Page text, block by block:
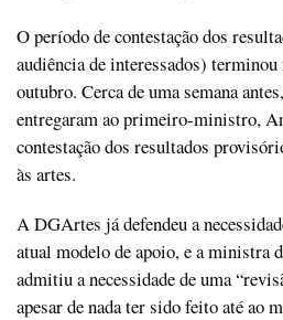
O período de contestação dos
audiência de interessados) terminou
outubro. Cerca de uma semana
entregaram ao primeiro-ministro,
contestação dos resultados
às artes.
A DGArtes já defendeu a
atual modelo de apoio, e a ministra
admitiu a necessidade de uma
apesar de nada ter sido feito até ao